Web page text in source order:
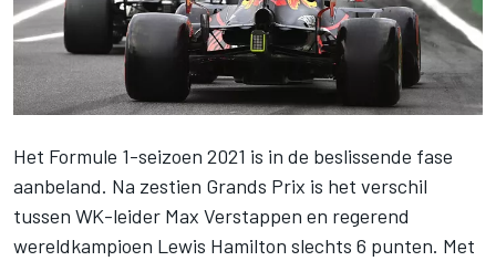
Het Formule 1-seizoen 2021 is in de beslissende fase
aanbeland. Na zestien Grands Prix is het verschil
tussen WK-leider Max Verstappen en regerend
wereldkampioen Lewis Hamilton slechts 6 punten. Met